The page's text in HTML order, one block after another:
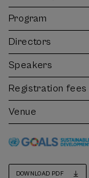
Program
Directors
Speakers
Registration fees
Venue
DOWNLOAD PDF